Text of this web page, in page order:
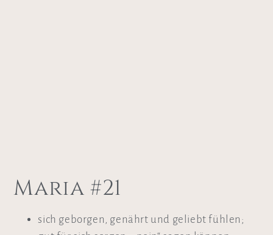
Maria #21
sich geborgen, genährt und geliebt fühlen;